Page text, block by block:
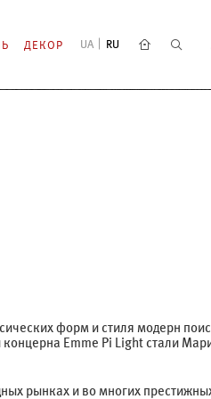
ДЕКОР UA RU
форм и стиля модерн
Emme Pi Light стали
рынках и во многих